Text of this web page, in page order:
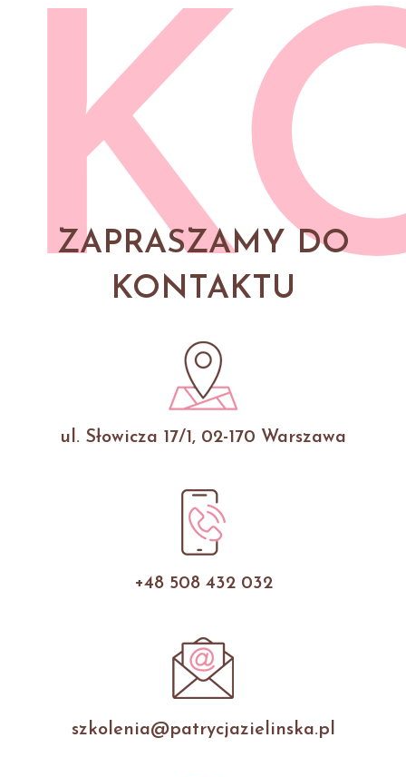
ZAPRASZAMY DO
KONTAKTU
ul. Słowicza 17/1, 02-170 Warszawa
+48 508 432 032
szkolenia@patrycjazielinska.pl